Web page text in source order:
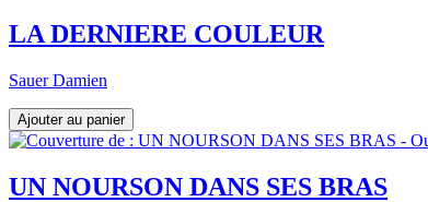
LA DERNIERE COULEUR
Sauer Damien
UN NOURSON DANS SES BRAS